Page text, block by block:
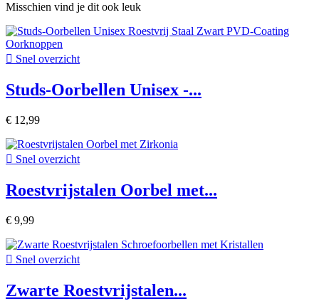
Misschien vind je dit ook leuk
 Snel overzicht
Studs-Oorbellen Unisex -...
€ 12,99
 Snel overzicht
Roestvrijstalen Oorbel met...
€ 9,99
 Snel overzicht
Zwarte Roestvrijstalen...